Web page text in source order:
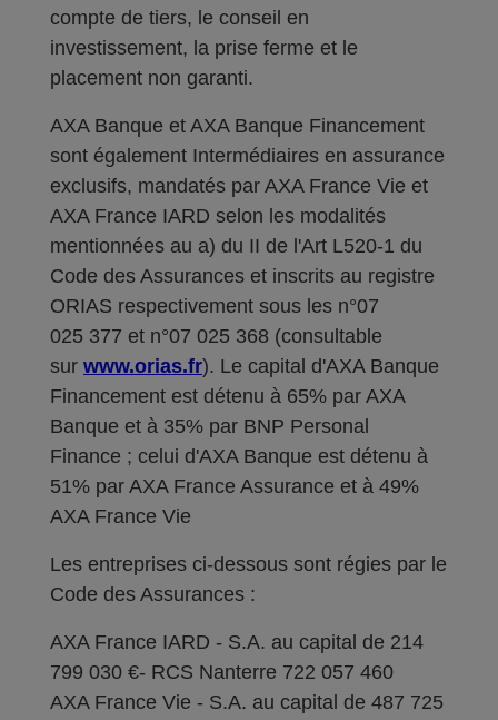
compte de tiers, le conseil en
investissement, la prise ferme et le
placement non garanti.
AXA Banque et AXA Banque Financement
sont également Intermédiaires en assurance
exclusifs, mandatés par AXA France Vie et
AXA France IARD selon les modalités
mentionnées au a) du II de l'Art L520-1 du
Code des Assurances et inscrits au registre
ORIAS respectivement sous les n°07
025 377 et n°07 025 368 (consultable
sur www.orias.fr). Le capital d'AXA Banque
Financement est détenu à 65% par AXA
Banque et à 35% par BNP Personal
Finance ; celui d'AXA Banque est détenu à
51% par AXA France Assurance et à 49%
AXA France Vie
Les entreprises ci-dessous sont régies par le
Code des Assurances :
AXA France IARD - S.A. au capital de 214
799 030 €- RCS Nanterre 722 057 460
AXA France Vie - S.A. au capital de 487 725